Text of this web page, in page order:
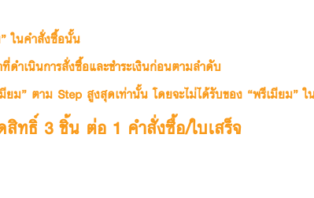
ในคำสั่งซื้อนั้น
ำเนินการสั่งซื้อและชำระเงินก่อนตามลำดับ
ม” ตาม Step สูงสุดเท่านั้น โดยจะไม่ได้รับของ “พรีเมียม”
ทธิ์ 3 ชิ้น ต่อ 1 คำสั่งซื้อ/ใบเสร็จ